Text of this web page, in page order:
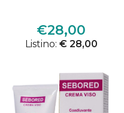
€28,00
Listino: € 28,00